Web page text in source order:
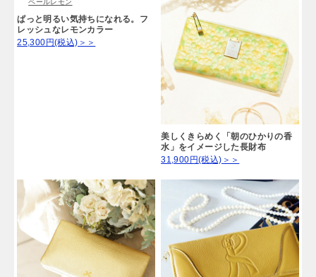
ぱっと明るい気持ちになれる。フ
レッシュなレモンカラー
25,300円(税込)＞＞
美しくきらめく「朝のひかりの香
水」をイメージした長財布
31,900円(税込)＞＞